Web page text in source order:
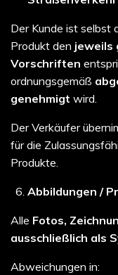
Der Kunde ist selbst
Produkt den jeweils
Vorschriften
ordnungsgemäß
genehmigt wird.
Der Verkäufer
für die
Produkte.
Abbildungen /
Alle Fotos,
ausschließlich als
Abweichungen in: